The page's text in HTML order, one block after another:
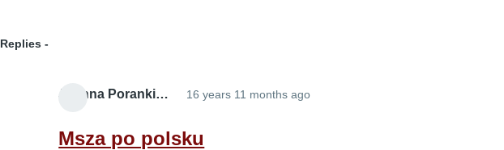
Replies
Joanna Poranki… 16 years 11 months ago
Msza po polsku